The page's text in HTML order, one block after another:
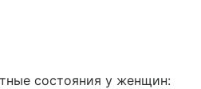
состояния у женщин: